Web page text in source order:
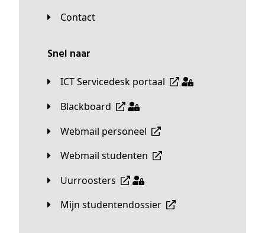
Contact
Snel naar
ICT Servicedesk portaal
Blackboard
Webmail personeel
Webmail studenten
Uurroosters
Mijn studentendossier